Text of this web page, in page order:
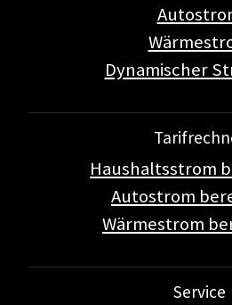
Dynamischer
Haushaltsstrom
Autostrom
Wärmestrom
Service